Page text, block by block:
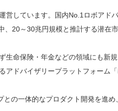
しています。国内No.1ロボアド
20～30兆円規模と推計する潜在
命保険・年金などの領域にも新
アドバイザリープラットフォーム
の一体的なプロダクト開発を進